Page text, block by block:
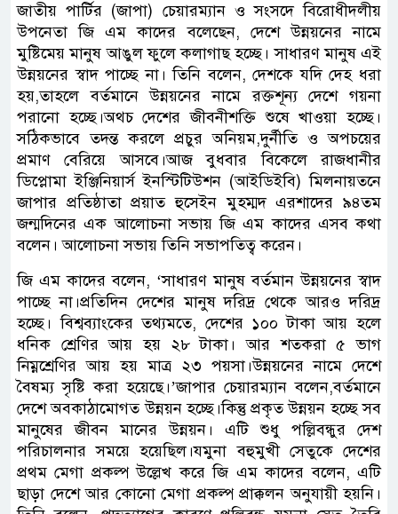
জাতীয় পার্টির (জাপা) চেয়ারম্যান ও সংসদে বিরোধীদলীয়
উপনেতা জি এম কাদের বলেছেন, দেশে উন্নয়নের নামে
মুষ্টিমেয় মানুষ আঙুল ফুলে কলাগাছ হচ্ছে। সাধারণ মানুষ এই
উন্নয়নের স্বাদ পাচ্ছে না। তিনি বলেন, দেশকে যদি দেহ ধরা
হয়,তাহলে বর্তমানে উন্নয়নের নামে রক্তশূন্য দেশে গয়না
পরানো হচ্ছে।অথচ দেশের জীবনীশক্তি শুষে খাওয়া হচ্ছে।
সঠিকভাবে তদন্ত করলে প্রচুর অনিয়ম,দুর্নীতি ও অপচয়ের
প্রমাণ বেরিয়ে আসবে।আজ বুধবার বিকেলে রাজধানীর
ডিপ্লোমা ইঞ্জিনিয়ার্স ইনস্টিটিউশন (আইডিইবি) মিলনায়তনে
জাপার প্রতিষ্ঠাতা প্রয়াত হুসেইন মুহম্মদ এরশাদের ৯৪তম
জন্মদিনের এক আলোচনা সভায় জি এম কাদের এসব কথা
বলেন। আলোচনা সভায় তিনি সভাপতিত্ব করেন।
জি এম কাদের বলেন, ‘সাধারণ মানুষ বর্তমান উন্নয়নের স্বাদ
পাচ্ছে না।প্রতিদিন দেশের মানুষ দরিদ্র থেকে আরও দরিদ্র
হচ্ছে। বিশ্বব্যাংকের তথ্যমতে, দেশের ১০০ টাকা আয় হলে
ধনিক শ্রেণির আয় হয় ২৮ টাকা। আর শতকরা ৫ ভাগ
নিম্নশ্রেণির আয় হয় মাত্র ২৩ পয়সা।উন্নয়নের নামে দেশে
বৈষম্য সৃষ্টি করা হয়েছে।’জাপার চেয়ারম্যান বলেন,বর্তমানে
দেশে অবকাঠামোগত উন্নয়ন হচ্ছে।কিন্তু প্রকৃত উন্নয়ন হচ্ছে সব
মানুষের জীবন মানের উন্নয়ন। এটি শুধু পল্লিবন্ধুর দেশ
পরিচালনার সময়ে হয়েছিল।যমুনা বহুমুখী সেতুকে দেশের
প্রথম মেগা প্রকল্প উল্লেখ করে জি এম কাদের বলেন, এটি
ছাড়া দেশে আর কোনো মেগা প্রকল্প প্রাক্কলন অনুযায়ী হয়নি।